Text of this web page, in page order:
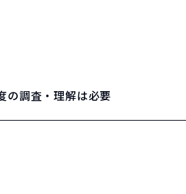
の調査・理解は必要